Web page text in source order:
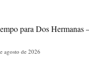
para Dos Hermanas
agosto de 2026